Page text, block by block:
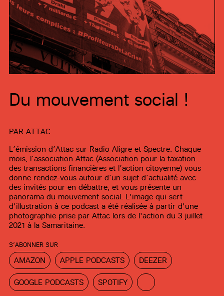
Du mouvement social !
PARATTAC
L’émission d’Attac sur Radio Aligre et Spectre. Chaque
mois, l’association Attac (Association pour la taxation
des transactions financières et l’action citoyenne) vous
donne rendez-vous autour d’un sujet d’actualité avec
des invités pour en débattre, et vous présente un
panorama du mouvement social. L'image qui sert
d'illustration à ce podcast a été réalisée à partir d'une
photographie prise par Attac lors de l'action du 3 juillet
2021 à la Samaritaine.
S’ABONNER SUR
AMAZON APPLE PODCASTS DEEZER
GOOGLE PODCASTS SPOTIFY